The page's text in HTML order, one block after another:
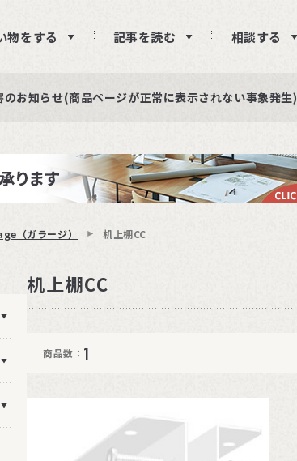
物をする 記事を読む 相談する
レゼント│レビュー投稿をお待ちしております
障害復旧のお知らせ
のお知らせ(商品ページが正常に表示されない事象発生)
（ガラージ） 机上棚CC
机上棚CC
商品数： 1